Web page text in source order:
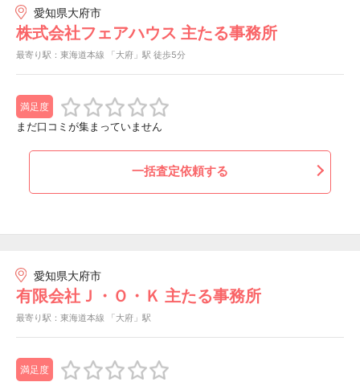
愛知県大府市
株式会社フェアハウス 主たる事務所
最寄り駅：東海道本線 「大府」駅 徒歩5分
満足度
まだ口コミが集まっていません
一括査定依頼する
愛知県大府市
有限会社Ｊ・Ｏ・Ｋ 主たる事務所
最寄り駅：東海道本線 「大府」駅
満足度